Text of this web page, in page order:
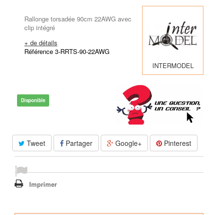
Rallonge torsadée 90cm 22AWG avec
clip intégré
+ de détails
Référence 3-RRTS-90-22AWG
INTERMODEL
Disponible
Tweet Partager Google+ Pinterest
Imprimer